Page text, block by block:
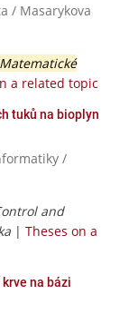
/ Masarykova
Matematické
a related topic
tuků na bioplyn
/
and
| Theses on a
na bázi